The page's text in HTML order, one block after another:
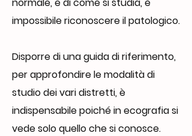
impossibile riconoscere il patologico.
Disporre di una guida di riferimento,
per approfondire le modalità di
studio dei vari distretti, è
indispensabile poiché in ecografia si
vede solo quello che si conosce.